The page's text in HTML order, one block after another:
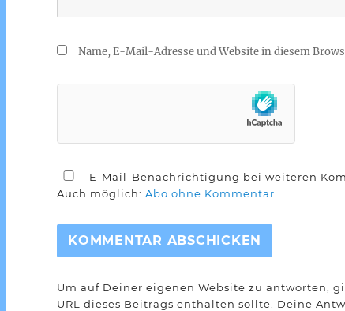
Name, E-Mail-Adresse und Website in diesem
E-Mail-Benachrichtigung bei weiteren
Auch möglich: Abo ohne Kommentar
Um auf Deiner eigenen Website zu antworten,
URL dieses Beitrags enthalten sollte. Deine